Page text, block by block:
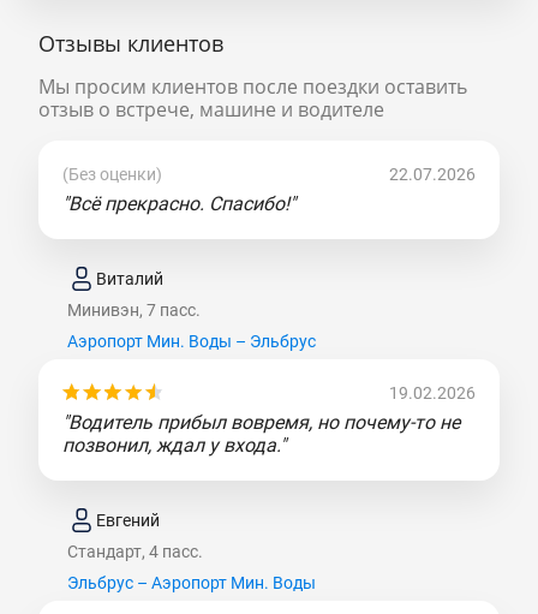
Отзывы клиентов
Мы просим клиентов после поездки оставить
отзыв о встрече, машине и водителе
(Без оценки) 22.07.2026
"Всё прекрасно. Спасибо!"
Виталий
Минивэн, 7 пасс.
Аэропорт Мин. Воды – Эльбрус
19.02.2026
"Водитель прибыл вовремя, но почему-то не
позвонил, ждал у входа."
Евгений
Стандарт, 4 пасс.
Эльбрус – Аэропорт Мин. Воды